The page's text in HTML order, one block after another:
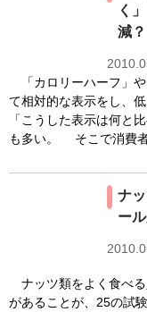
く
減？
「カロリーハーフ」
て相対的な表示をし、
「こうした表示は何と
も多い。 そこで消費
ナ
ー
ナッツ類をよく食べ
があることが、25の試